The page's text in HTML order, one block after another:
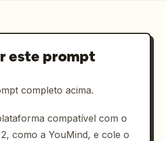
este prompt
completo acima.
compatível com o
como a YouMind, e cole o